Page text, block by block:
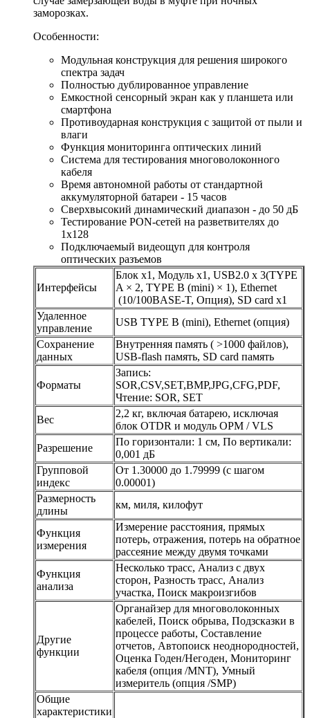
заморозках.
Особенности:
Модульная конструкция для решения широкого
спектра задач
Полностью дублированное управление
Емкостной сенсорный экран как у планшета или
смартфона
Противоударная конструкция с защитой от пыли и
влаги
Функция мониторинга оптических линий
Система для тестирования многоволоконного
кабеля
Время автономной работы от стандартной
аккумуляторной батареи - 15 часов
Сверхвысокий динамический диапазон - до 50 дБ
Тестирование PON-сетей на разветвителях до
1х128
Подключаемый видеощуп для контроля
оптических разъемов
Интерфейсы
Блок х1, Модуль х1, USB2.0 x 3(TYPE
A × 2, TYPE B (mini) × 1), Ethernet
(10/100BASE-T, Опция), SD card х1
Удаленное
управление
USB TYPE B (mini), Ethernet (опция)
Сохранение
данных
Внутренняя память ( >1000 файлов),
USB-flash память, SD card память
Форматы
Запись:
SOR,CSV,SET,BMP,JPG,CFG,PDF,
Чтение: SOR, SET
Вес
2,2 кг, включая батарею, исключая
блок OTDR и модуль OPM / VLS
Разрешение
По горизонтали: 1 см, По вертикали:
0,001 дБ
Групповой
индекс
От 1.30000 до 1.79999 (с шагом
0.00001)
Размерность
длины
км, миля, килофут
Функция
измерения
Измерение расстояния, прямых
потерь, отражения, потерь на обратное
рассеяние между двумя точками
Функция
анализа
Несколько трасс, Анализ с двух
сторон, Разность трасс, Анализ
участка, Поиск макроизгибов
Другие
функции
Органайзер для многоволоконных
кабелей, Поиск обрыва, Подзсказки в
процессе работы, Составление
отчетов, Автопоиск неоднородностей,
Оценка Годен/Негоден, Мониторинг
кабеля (опция /MNT), Умный
измеритель (опция /SMP)
Общие
характеристики